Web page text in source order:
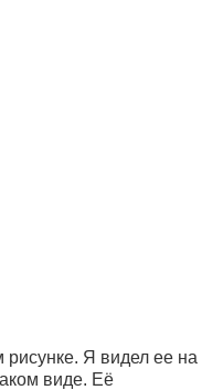
рисунке. Я видел ее на
виде. Её